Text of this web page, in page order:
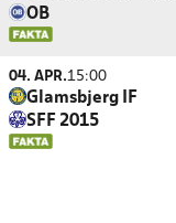
OB
04. APR.15:00
Glamsbjerg IF
SFF 2015